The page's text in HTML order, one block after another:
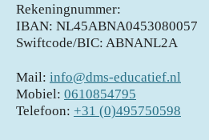
Rekeningnummer:
IBAN: NL45ABNA0453080057
Swiftcode/BIC: ABNANL2A
Mail: info@dms-educatief.nl
Mobiel: 0610854795
Telefoon: +31 (0)495750598